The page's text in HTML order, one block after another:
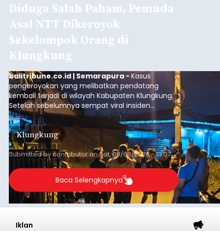
Diduga Salah Paham, Pemuda
Asal NTT Dikeroyok
Sekelompok Orang di
Klungkung
balitribune.co.id | Semarapura -Kasus
pengeroyokan yang melibatkan pendatang
kembali terjadi di wilayah Kabupaten Klungkung.
Setelah sebelumnya sempat viral insiden
keributan di barat Pasar Galiran, peristiwa serupa
kini menimpa seorang pemuda asal Kabupaten
Sumba Barat Daya (SBD), Nusa Tenggara Timur
(NTT).
Klungkung
Submitted bycontributoronSat, 08/08/2026 - 13:07
Baca Selengkapnya
Iklan